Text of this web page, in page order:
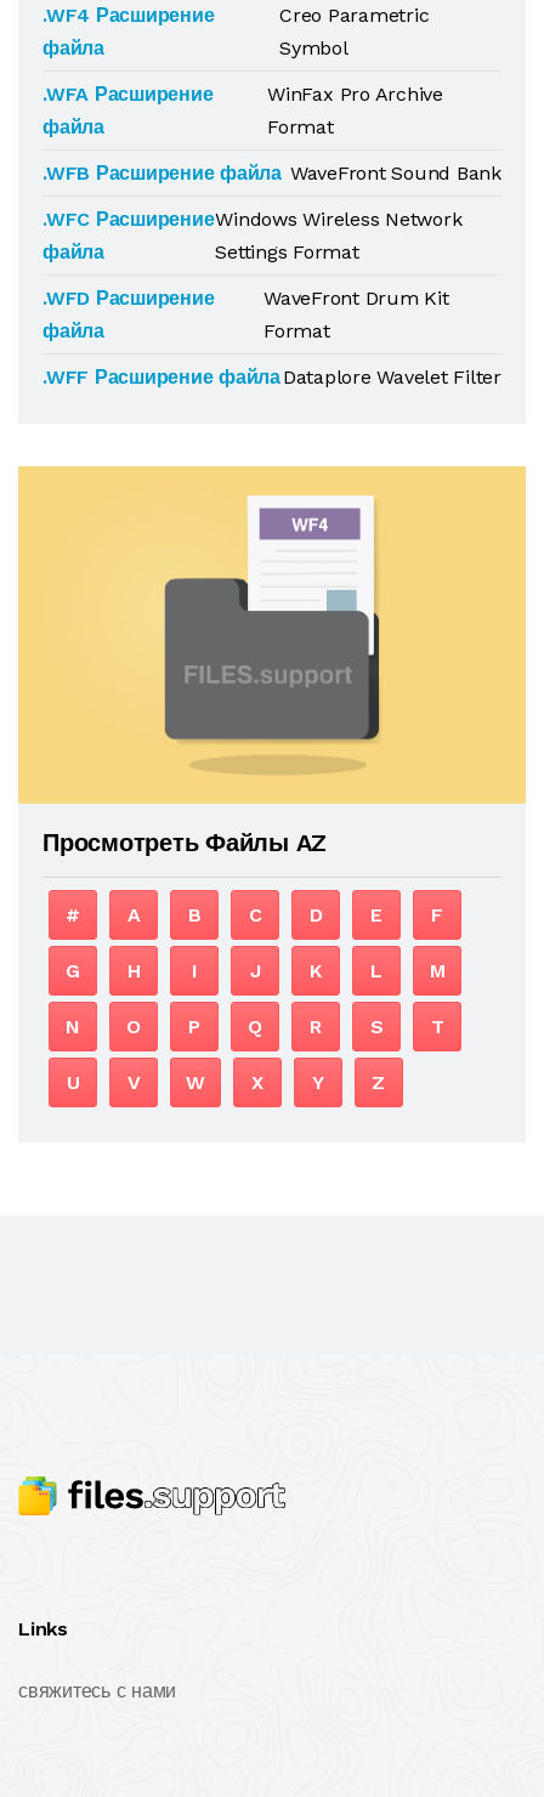
.WF4 Расширение
файла
Creo Parametric
Symbol
.WFA Расширение
файла
WinFax Pro Archive
Format
.WFB Расширение файла WaveFront Sound Bank
.WFC Расширение
файла
Windows Wireless Network
Settings Format
.WFD Расширение
файла
WaveFront Drum Kit
Format
.WFF Расширение файлаDataplore Wavelet Filter
Просмотреть Файлы AZ
# A B C D E F
G H I J K L M
N O P Q R S T
U V W X Y Z
Links
свяжитесь с нами